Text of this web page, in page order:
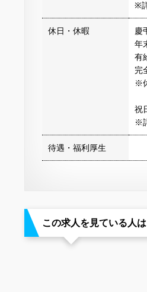
※
休日・休暇
慶
年
有
完
※
祝
※
待遇・福利厚生
この求人を見ている人